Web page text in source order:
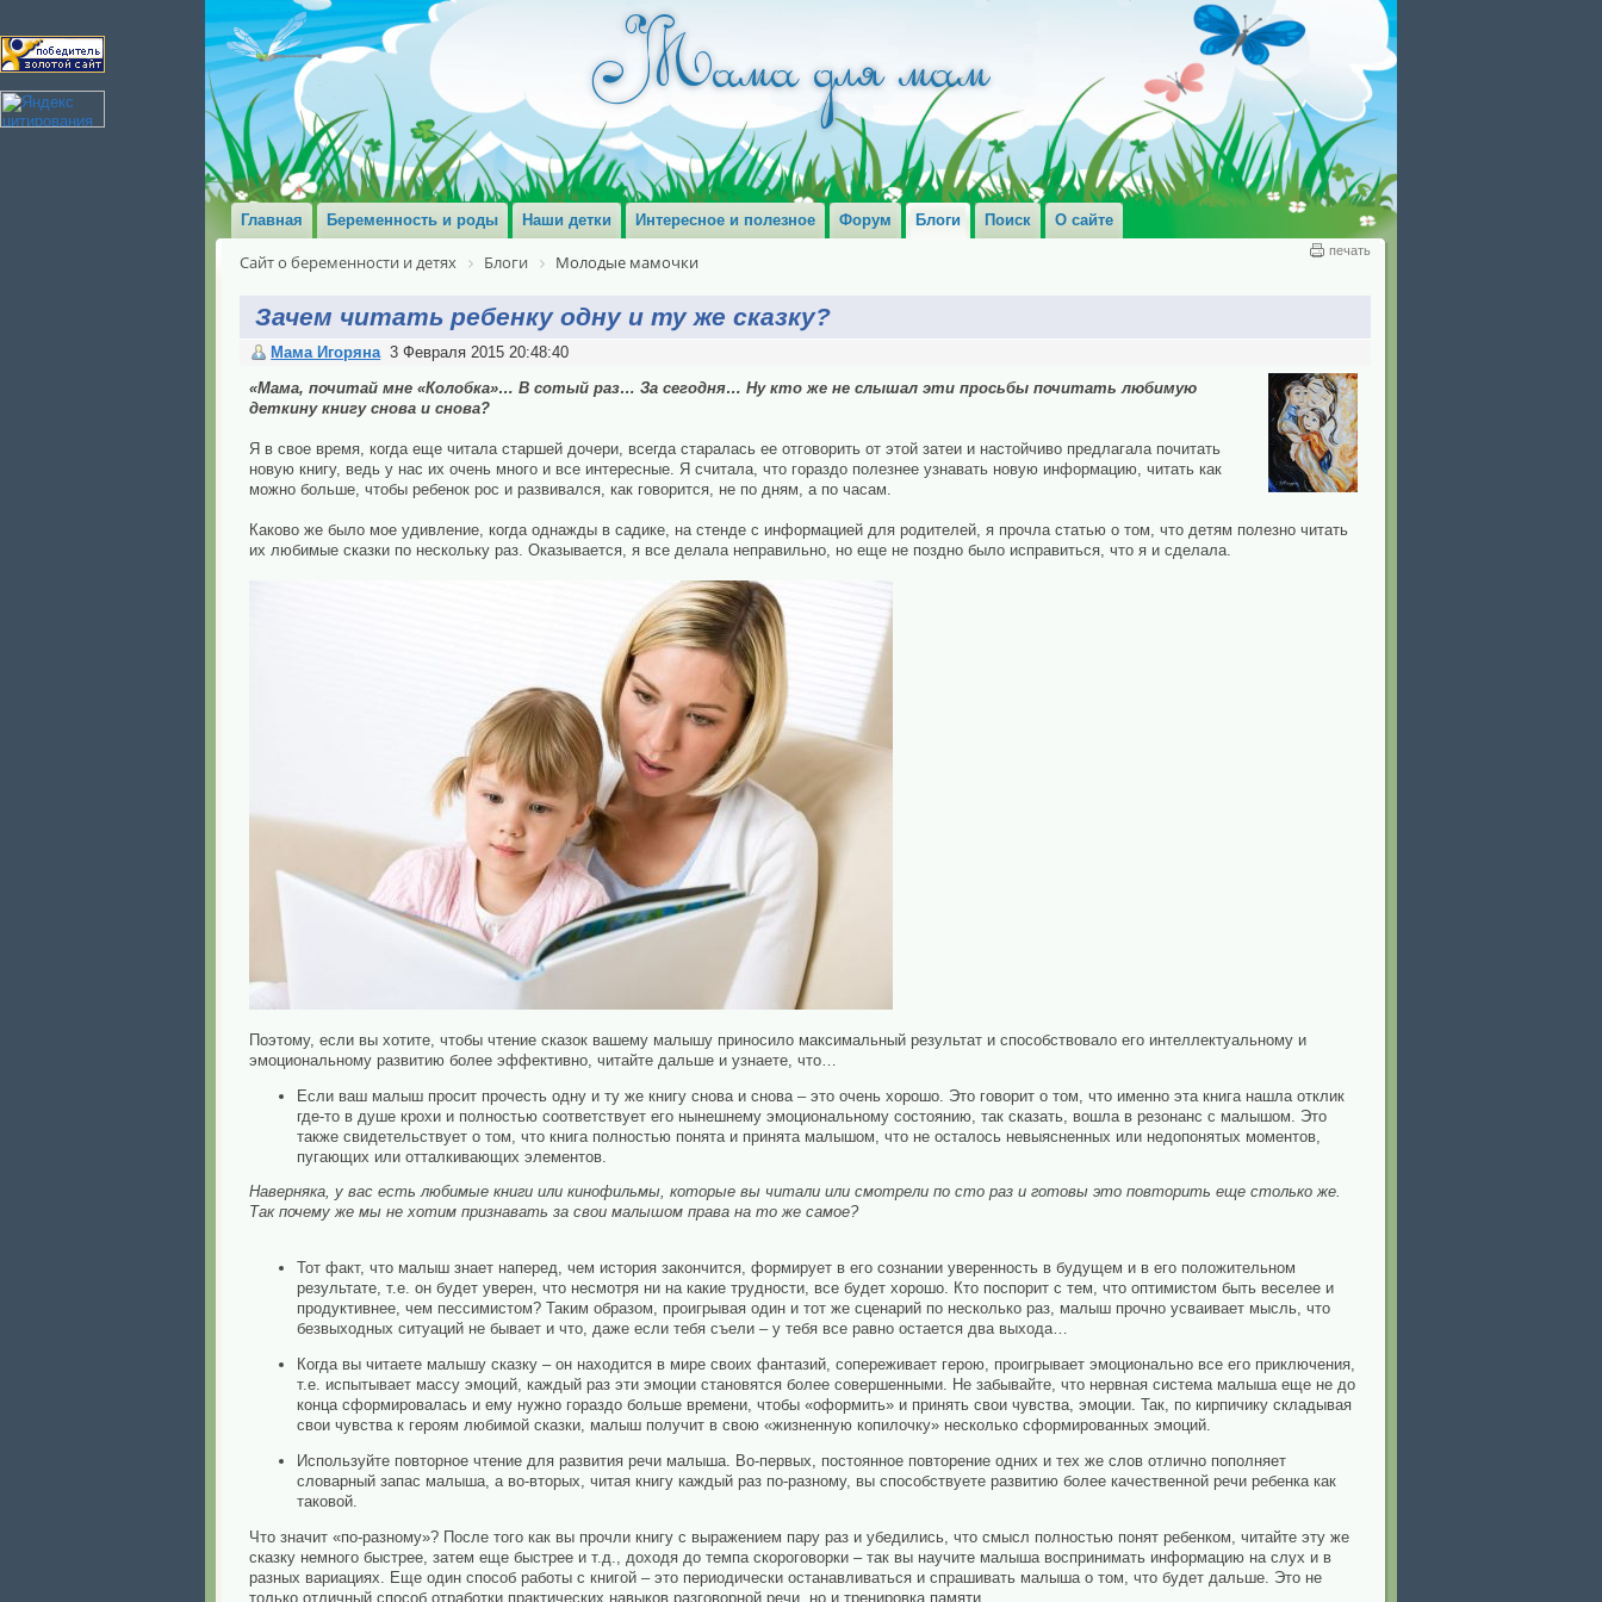
Главная Беременность и роды Наши детки Интересное и полезное Форум Блоги Поиск О сайте
печать
Сайт о беременности и детях Блоги Молодые мамочки
Зачем читать ребенку одну и ту же сказку?
Мама Игоряна 3 Февраля 2015 20:48:40
«Мама, почитай мне «Колобка»… В сотый раз… За сегодня… Ну кто же не слышал эти просьбы почитать любимую
деткину книгу снова и снова?
Я в свое время, когда еще читала старшей дочери, всегда старалась ее отговорить от этой затеи и настойчиво предлагала почитать
новую книгу, ведь у нас их очень много и все интересные. Я считала, что гораздо полезнее узнавать новую информацию, читать как
можно больше, чтобы ребенок рос и развивался, как говорится, не по дням, а по часам.
Каково же было мое удивление, когда однажды в садике, на стенде с информацией для родителей, я прочла статью о том, что детям полезно читать
их любимые сказки по нескольку раз. Оказывается, я все делала неправильно, но еще не поздно было исправиться, что я и сделала.
Поэтому, если вы хотите, чтобы чтение сказок вашему малышу приносило максимальный результат и способствовало его интеллектуальному и
эмоциональному развитию более эффективно, читайте дальше и узнаете, что…
Если ваш малыш просит прочесть одну и ту же книгу снова и снова – это очень хорошо. Это говорит о том, что именно эта книга нашла отклик
где-то в душе крохи и полностью соответствует его нынешнему эмоциональному состоянию, так сказать, вошла в резонанс с малышом. Это
также свидетельствует о том, что книга полностью понята и принята малышом, что не осталось невыясненных или недопонятых моментов,
пугающих или отталкивающих элементов.
Наверняка, у вас есть любимые книги или кинофильмы, которые вы читали или смотрели по сто раз и готовы это повторить еще столько же.
Так почему же мы не хотим признавать за свои малышом права на то же самое?
Тот факт, что малыш знает наперед, чем история закончится, формирует в его сознании уверенность в будущем и в его положительном
результате, т.е. он будет уверен, что несмотря ни на какие трудности, все будет хорошо. Кто поспорит с тем, что оптимистом быть веселее и
продуктивнее, чем пессимистом? Таким образом, проигрывая один и тот же сценарий по несколько раз, малыш прочно усваивает мысль, что
безвыходных ситуаций не бывает и что, даже если тебя съели – у тебя все равно остается два выхода…
Когда вы читаете малышу сказку – он находится в мире своих фантазий, сопереживает герою, проигрывает эмоционально все его приключения,
т.е. испытывает массу эмоций, каждый раз эти эмоции становятся более совершенными. Не забывайте, что нервная система малыша еще не до
конца сформировалась и ему нужно гораздо больше времени, чтобы «оформить» и принять свои чувства, эмоции. Так, по кирпичику складывая
свои чувства к героям любимой сказки, малыш получит в свою «жизненную копилочку» несколько сформированных эмоций.
Используйте повторное чтение для развития речи малыша. Во-первых, постоянное повторение одних и тех же слов отлично пополняет
словарный запас малыша, а во-вторых, читая книгу каждый раз по-разному, вы способствуете развитию более качественной речи ребенка как
таковой.
Что значит «по-разному»? После того как вы прочли книгу с выражением пару раз и убедились, что смысл полностью понят ребенком, читайте эту же
сказку немного быстрее, затем еще быстрее и т.д., доходя до темпа скороговорки – так вы научите малыша воспринимать информацию на слух и в
разных вариациях. Еще один способ работы с книгой – это периодически останавливаться и спрашивать малыша о том, что будет дальше. Это не
только отличный способ отработки практических навыков разговорной речи, но и тренировка памяти.